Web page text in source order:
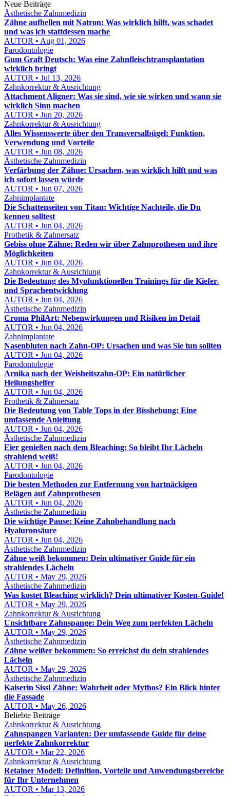
Neue Beiträge
Ästhetische Zahnmedizin
Zähne aufhellen mit Natron: Was wirklich hilft, was schadet
und was ich stattdessen mache
AUTOR • Aug 01, 2026
Parodontologie
Gum Graft Deutsch: Was eine Zahnfleischtransplantation
wirklich bringt
AUTOR • Jul 13, 2026
Zahnkorrektur & Ausrichtung
Attachment Aligner: Was sie sind, wie sie wirken und wann sie
wirklich Sinn machen
AUTOR • Jun 20, 2026
Zahnkorrektur & Ausrichtung
Alles Wissenswerte über den Transversalbügel: Funktion,
Verwendung und Vorteile
AUTOR • Jun 08, 2026
Ästhetische Zahnmedizin
Verfärbung der Zähne: Ursachen, was wirklich hilft und was
ich sofort lassen würde
AUTOR • Jun 07, 2026
Zahnimplantate
Die Schattenseiten von Titan: Wichtige Nachteile, die Du
kennen solltest
AUTOR • Jun 04, 2026
Prothetik & Zahnersatz
Gebiss ohne Zähne: Reden wir über Zahnprothesen und ihre
Möglichkeiten
AUTOR • Jun 04, 2026
Zahnkorrektur & Ausrichtung
Die Bedeutung des Myofunktionellen Trainings für die Kiefer-
und Sprachentwicklung
AUTOR • Jun 04, 2026
Ästhetische Zahnmedizin
Croma PhilArt: Nebenwirkungen und Risiken im Detail
AUTOR • Jun 04, 2026
Zahnimplantate
Nasenbluten nach Zahn-OP: Ursachen und was Sie tun sollten
AUTOR • Jun 04, 2026
Parodontologie
Arnika nach der Weisheitszahn-OP: Ein natürlicher
Heilungshelfer
AUTOR • Jun 04, 2026
Prothetik & Zahnersatz
Die Bedeutung von Table Tops in der Bisshebung: Eine
umfassende Anleitung
AUTOR • Jun 04, 2026
Ästhetische Zahnmedizin
Eier genießen nach dem Bleaching: So bleibt Ihr Lächeln
strahlend weiß!
AUTOR • Jun 04, 2026
Parodontologie
Die besten Methoden zur Entfernung von hartnäckigen
Belägen auf Zahnprothesen
AUTOR • Jun 04, 2026
Ästhetische Zahnmedizin
Die wichtige Pause: Keine Zahnbehandlung nach
Hyaluronsäure
AUTOR • Jun 04, 2026
Ästhetische Zahnmedizin
Zähne weiß bekommen: Dein ultimativer Guide für ein
strahlendes Lächeln
AUTOR • May 29, 2026
Ästhetische Zahnmedizin
Was kostet Bleaching wirklich? Dein ultimativer Kosten-Guide!
AUTOR • May 29, 2026
Zahnkorrektur & Ausrichtung
Unsichtbare Zahnspange: Dein Weg zum perfekten Lächeln
AUTOR • May 29, 2026
Ästhetische Zahnmedizin
Zähne weißer bekommen: So erreichst du dein strahlendes
Lächeln
AUTOR • May 29, 2026
Ästhetische Zahnmedizin
Kaiserin Sissi Zähne: Wahrheit oder Mythos? Ein Blick hinter
die Fassade
AUTOR • May 26, 2026
Beliebte Beiträge
Zahnkorrektur & Ausrichtung
Zahnspangen Varianten: Der umfassende Guide für deine
perfekte Zahnkorrektur
AUTOR • Mar 22, 2026
Zahnkorrektur & Ausrichtung
Retainer Modell: Definition, Vorteile und Anwendungsbereiche
für Ihr Unternehmen
AUTOR • Mar 13, 2026